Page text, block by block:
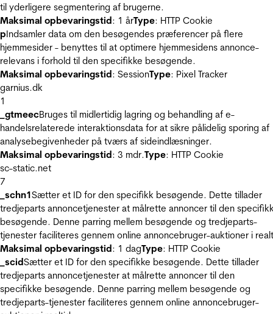
til yderligere segmentering af brugerne.
Maksimal opbevaringstid: 1 årType: HTTP Cookie
pIndsamler data om den besøgendes præferencer på flere
hjemmesider - benyttes til at optimere hjemmesidens annonce-
relevans i forhold til den specifikke besøgende.
Maksimal opbevaringstid: SessionType: Pixel Tracker
garnius.dk
1
_gtmeecBruges til midlertidig lagring og behandling af e-
handelsrelaterede interaktionsdata for at sikre pålidelig sporing af
analysebegivenheder på tværs af sideindlæsninger.
Maksimal opbevaringstid: 3 mdr.Type: HTTP Cookie
sc-static.net
7
_schn1Sætter et ID for den specifikk besøgende. Dette tillader
tredjeparts annoncetjenester at målrette annoncer til den
besøgende. Denne parring mellem besøgende og tredjeparts-
tjenester faciliteres gennem online annoncebruger-auktioner i
Maksimal opbevaringstid: 1 dagType: HTTP Cookie
_scidSætter et ID for den specifikke besøgende. Dette tillader
tredjeparts annoncetjenester at målrette annoncer til den
specifikke besøgende. Denne parring mellem besøgende og
tredjeparts-tjenester faciliteres gennem online annoncebruger-